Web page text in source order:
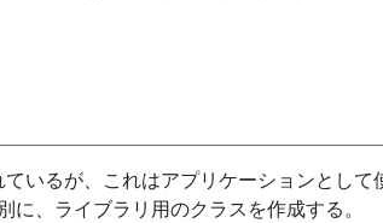
いるが、これはアプリケーションとして
、ライブラリ用のクラスを作成する。